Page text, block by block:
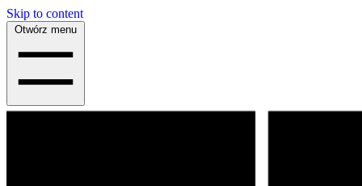
Skip to content
Otwórz menu